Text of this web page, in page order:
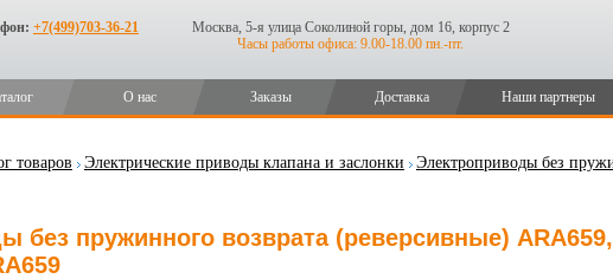
+7(499)703-36-21
Москва, 5-я улица Соколиной горы, дом 16, корпус 2
Часы работы офиса: 9.00-18.00 пн.-пт.
О нас Заказы Доставка Наши партнеры
товаров Электрические приводы клапана и заслонки
Электроприводы без
без пружинного возврата (реверсивные)